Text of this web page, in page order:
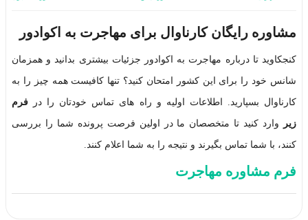
مشاوره رایگان کارناوال برای مهاجرت به اکوادور
کنجکاوید تا درباره مهاجرت به اکوادور جزئیات بیشتری بدانید و همزمان
شانس خود را برای این کشور امتحان کنید؟ تنها کافیست همه چیز را به
کارناوال بسپارید. اطلاعات اولیه و راه های تماس خودتان را در فرم
زیر وارد کنید تا متخصصان ما در اولین فرصت پرونده شما را بررسی
کنند، با شما تماس بگیرند و نتیجه را به شما اعلام کنند.
فرم مشاوره مهاجرت